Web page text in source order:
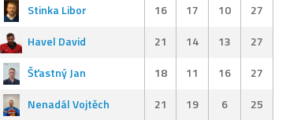
Stinka Libor 16 17 10
27
Havel David 21 14 13
27
Šťastný Jan 18 11 16
27
Nenadál Vojtěch 21 19 6
25